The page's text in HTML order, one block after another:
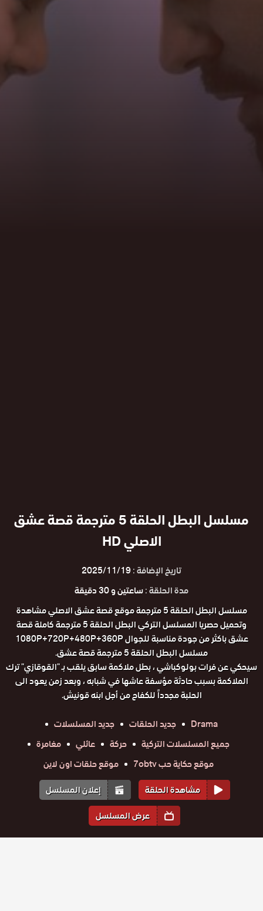
مسلسل البطل الحلقة 5 مترجمة قصة عشق
الاصلي HD
تاريخ الإضافة :2025/11/19
مدة الحلقة :ساعتين و 30 دقيقة
مسلسل البطل الحلقة 5 مترجمة موقع قصة عشق الاصلي مشاهدة
وتحميل حصريا المسلسل التركي البطل الحلقة 5 مترجمة كاملة قصة
عشق باكثر من جودة مناسبة للجوال 1080P+720P+480P+360P
مسلسل البطل الحلقة 5 مترجمة قصة عشق.
سيحكي عن فرات بولوكباشي ، بطل ملاكمة سابق يلقب بـ "القوقازي" ترك
الملاكمة بسبب حادثة مؤسفة عاشها في شبابه ، وبعد زمن يعود الى
الحلبة مجدداً للكفاح من أجل ابنه قونيش.
Drama
جديد الحلقات
جديد المسلسلات
جميع المسلسلات التركية
حركة عائلي
مغامرة
موقع حكاية حب 7obtv
موقع حلقات اون لاين
مشاهدة الحلقة
إعلان المسلسل
عرض المسلسل